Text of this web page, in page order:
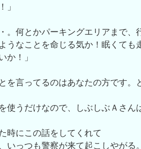
」
。何とかパーキングエリアまで、
うなことを命じる気か！眠くて
か！」
を言ってるのはあなたの方です
使うだけなので、しぶしぶＡさん
時にこの話をしてくれて
いっつも警察が来て起こしやがる